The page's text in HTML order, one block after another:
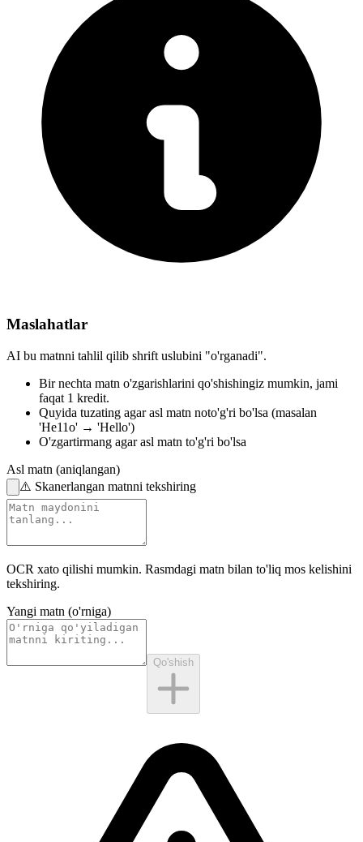
Maslahatlar
AI bu matnni tahlil qilib shrift uslubini "o'rganadi".
Bir nechta matn o'zgarishlarini qo'shishingiz mumkin, jami
faqat 1 kredit.
Quyida tuzating agar asl matn noto'g'ri bo'lsa (masalan
'He11o' → 'Hello')
O'zgartirmang agar asl matn to'g'ri bo'lsa
Asl matn (aniqlangan)
⚠️ Skanerlangan matnni tekshiring
OCR xato qilishi mumkin. Rasmdagi matn bilan to'liq mos kelishini
tekshiring.
Yangi matn (o'rniga)
Qo'shish